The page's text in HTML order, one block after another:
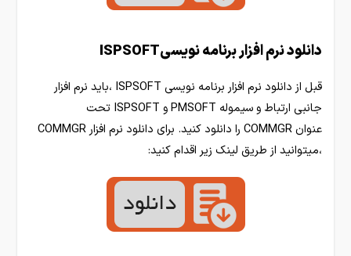
دانلود نرم افزار برنامه نویسیISPSOFT
قبل از دانلود نرم افزار برنامه نویسی ISPSOFT ،باید نرم افزار
جانبی ارتباط و سیموله PMSOFT و ISPSOFT تحت
عنوان COMMGR را دانلود کنید. برای دانلود نرم افزار COMMGR
،میتوانید از طریق لینک زیر اقدام کنید: